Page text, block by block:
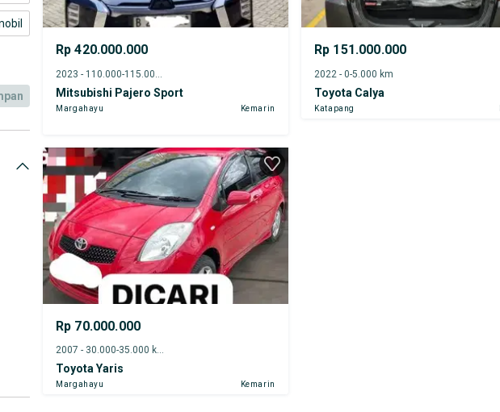
Rp 420.000.000
Mitsubishi Pajero Sport
Margahayu Kemarin
Rp 151.000.000
2022 - 0-5.000 km
Toyota Calya
Katapang
Rp 70.000.000
2007 - 30.000-35.000 km
Toyota Yaris
Margahayu Kemarin